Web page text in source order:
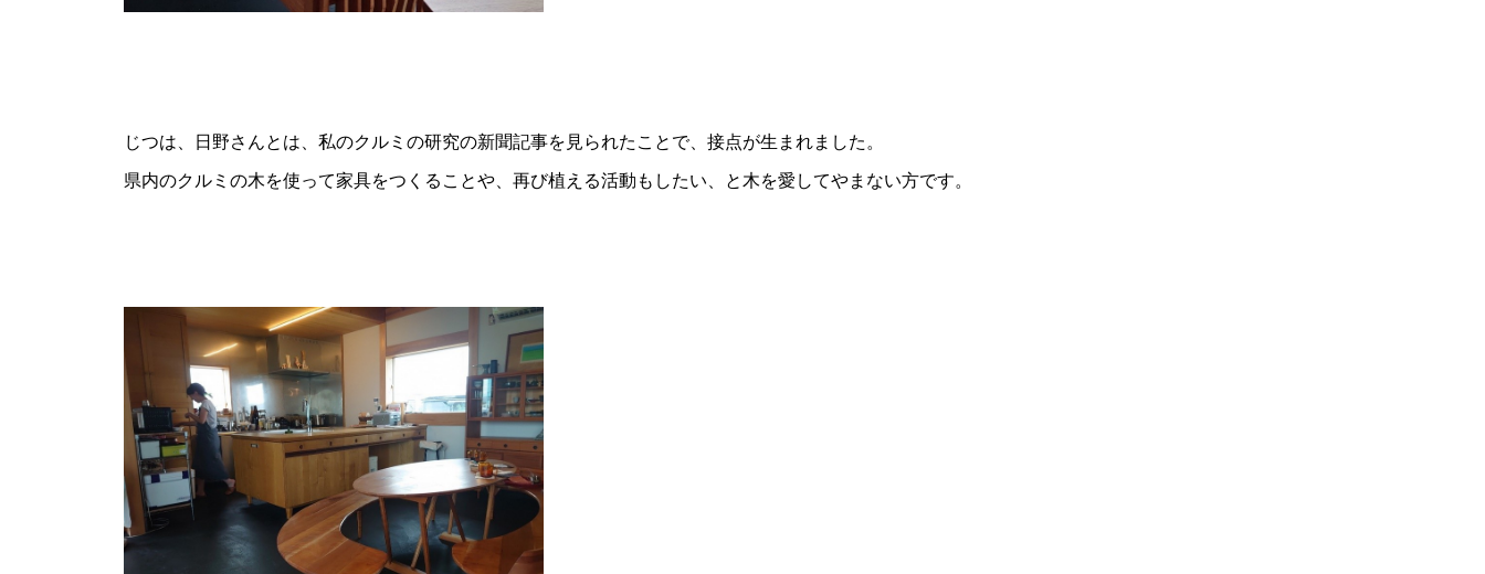
じつは、日野さんとは、私のクルミの研究の新聞記事を見られたことで、接点が生まれました。
県内のクルミの木を使って家具をつくることや、再び植える活動もしたい、と木を愛してやまない方です。